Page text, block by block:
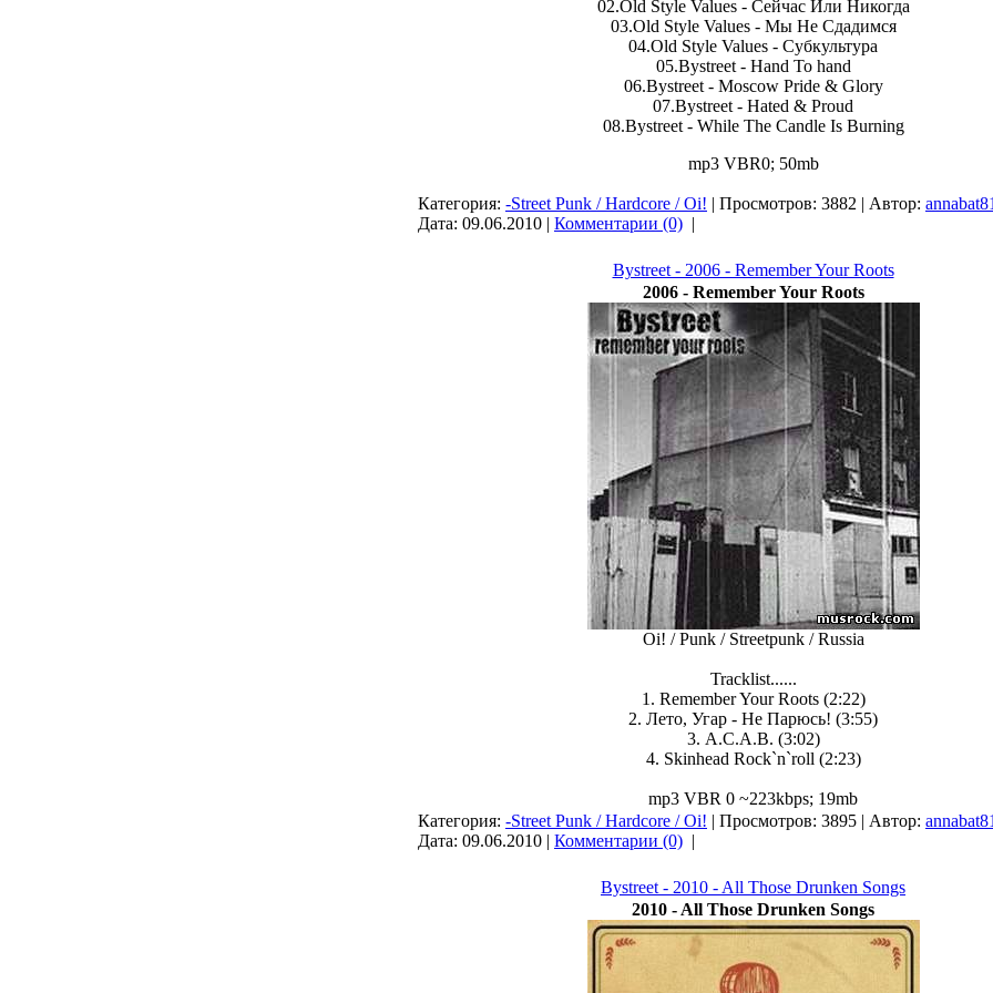
02.Old Style Values - Сейчас Или Никогда
03.Old Style Values - Мы Не Сдадимся
04.Old Style Values - Субкультура
05.Bystreet - Hand To hand
06.Bystreet - Moscow Pride & Glory
07.Bystreet - Hated & Proud
08.Bystreet - While The Candle Is Burning
mp3 VBR0; 50mb
Категория: -Street Punk / Hardcore / Oi! | Просмотров: 3882 | Автор:
Дата: 09.06.2010 | Комментарии (0) |
Bystreet - 2006 - Remember Your Roots
2006 - Remember Your Roots
Oi! / Punk / Streetpunk / Russia
Tracklist......
1. Remember Your Roots (2:22)
2. Лето, Угар - Не Парюсь! (3:55)
3. A.C.A.B. (3:02)
4. Skinhead Rock`n`roll (2:23)
mp3 VBR 0 ~223kbps; 19mb
Категория: -Street Punk / Hardcore / Oi! | Просмотров: 3895 | Автор:
Дата: 09.06.2010 | Комментарии (0) |
Bystreet - 2010 - All Those Drunken Songs
2010 - All Those Drunken Songs